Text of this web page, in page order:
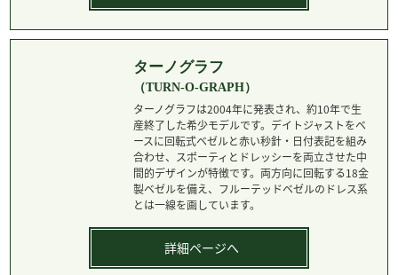
ターノグラフ
（TURN-O-GRAPH）
ターノグラフは2004年に発表され、約10年で生
産終了した希少モデルです。デイトジャストをベ
ースに回転式ベゼルと赤い秒針・日付表記を組み
合わせ、スポーティとドレッシーを両立させた中
間的デザインが特徴です。両方向に回転する18金
製ベゼルを備え、フルーテッドベゼルのドレス系
とは一線を画しています。
詳細ページへ